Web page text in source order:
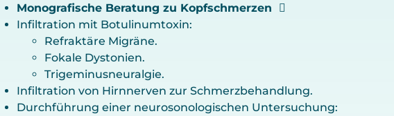
Monografische Beratung zu Kopfschmerzen
Infiltration mit Botulinumtoxin:
Refraktäre Migräne.
Fokale Dystonien.
Trigeminusneuralgie.
Infiltration von Hirnnerven zur Schmerzbehandlung.
Durchführung einer neurosonologischen Untersuchung: